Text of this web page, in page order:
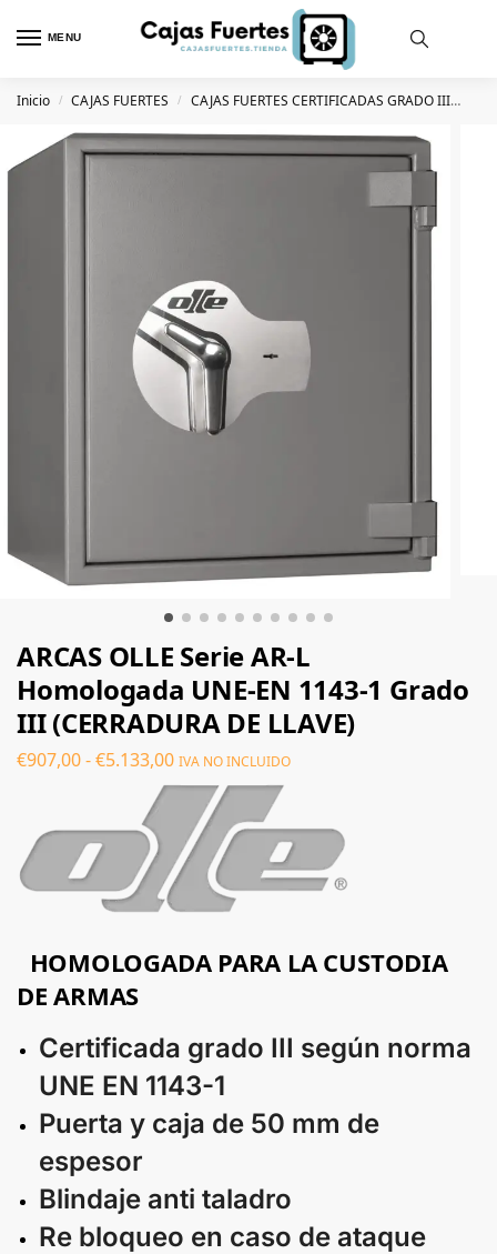
MENU
Inicio / CAJAS FUERTES / CAJAS FUERTES CERTIFICADAS GRADO III
ARCAS OLLE Serie AR-L
Homologada UNE-EN 1143-1 Grado
III (CERRADURA DE LLAVE)
€907,00-€5.133,00 IVA NO INCLUIDO
HOMOLOGADA PARA LA CUSTODIA
DE ARMAS
Certificada grado III según norma
UNE EN 1143-1
Puerta y caja de 50 mm de
espesor
Blindaje anti taladro
Re bloqueo en caso de ataque